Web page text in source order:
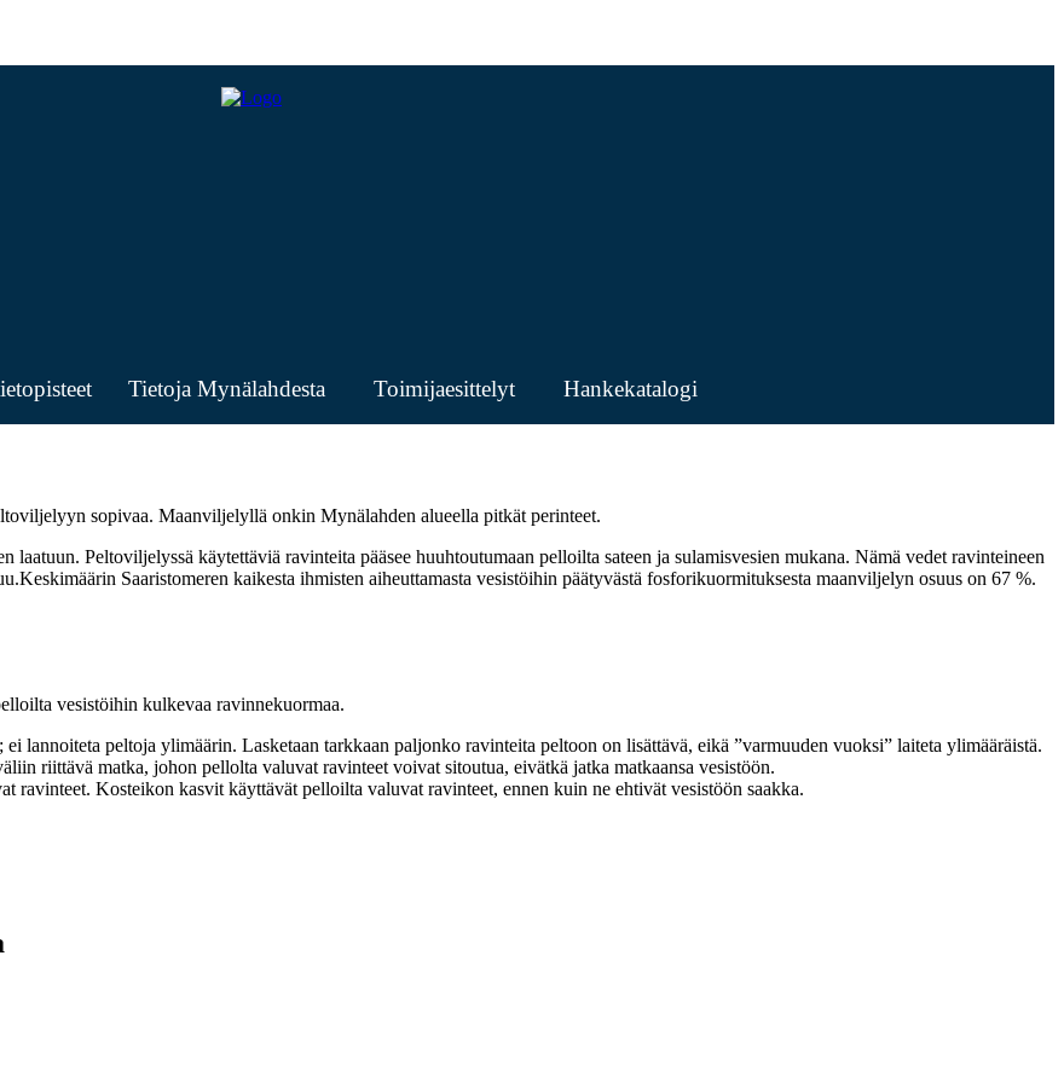
Tietoja Mynälahdesta Toimijaesittelyt Hankekatalogi
sopivaa. Maanviljelyllä onkin Mynälahden alueella pitkät perinteet.
Peltoviljelyssä käytettäviä ravinteita pääsee huuhtoutumaan pelloilta sateen ja sulamisvesien mukana. Nämä vedet ravinteineen
Saaristomeren kaikesta ihmisten aiheuttamasta vesistöihin päätyvästä fosforikuormituksesta maanviljelyn osuus on 67 %.
vesistöihin kulkevaa ravinnekuormaa.
lannoiteta peltoja ylimäärin. Lasketaan tarkkaan paljonko ravinteita peltoon on lisättävä, eikä ”varmuuden vuoksi” laiteta ylimääräistä.
riittävä matka, johon pellolta valuvat ravinteet voivat sitoutua, eivätkä jatka matkaansa vesistöön.
ravinteet. Kosteikon kasvit käyttävät pelloilta valuvat ravinteet, ennen kuin ne ehtivät vesistöön saakka.